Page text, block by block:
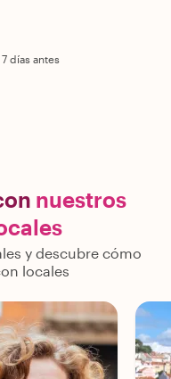
días antes
nuestros
y descubre cómo
locales